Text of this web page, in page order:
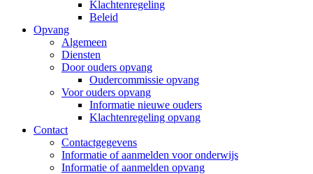
Klachtenregeling
Beleid
Opvang
Algemeen
Diensten
Door ouders opvang
Oudercommissie opvang
Voor ouders opvang
Informatie nieuwe ouders
Klachtenregeling opvang
Contact
Contactgegevens
Informatie of aanmelden voor onderwijs
Informatie of aanmelden opvang